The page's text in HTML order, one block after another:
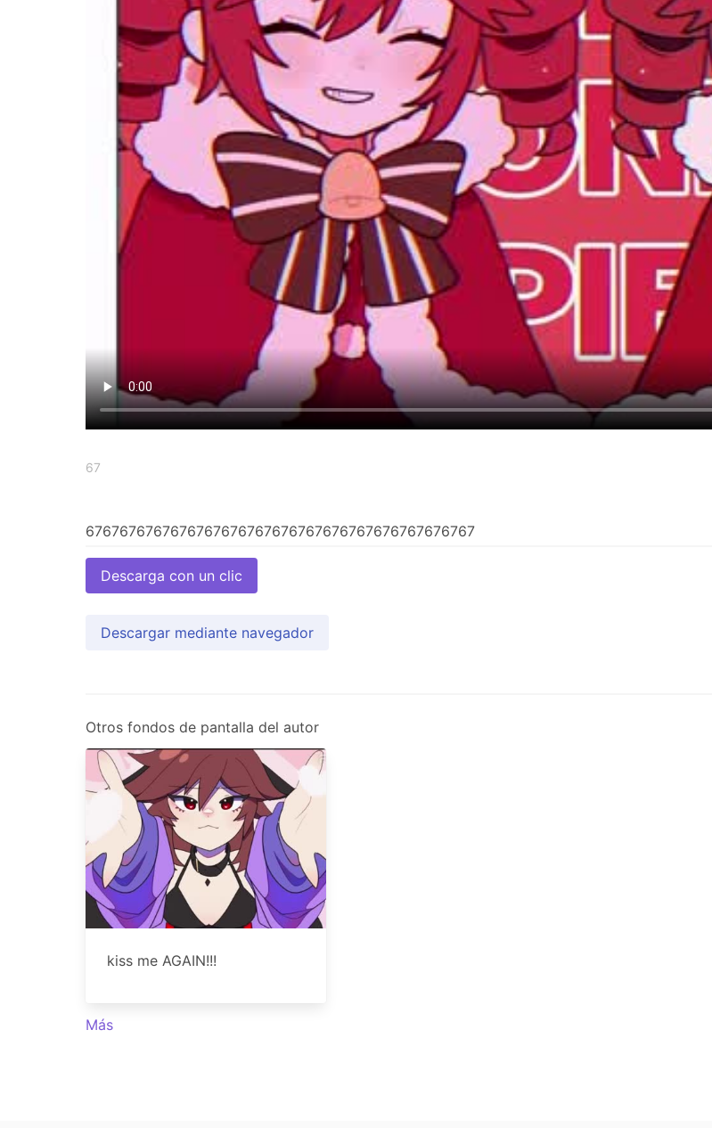
67
Descarga con un clic
Descargar mediante navegador
Otros fondos de pantalla del autor
kiss me AGAIN!!!
Más